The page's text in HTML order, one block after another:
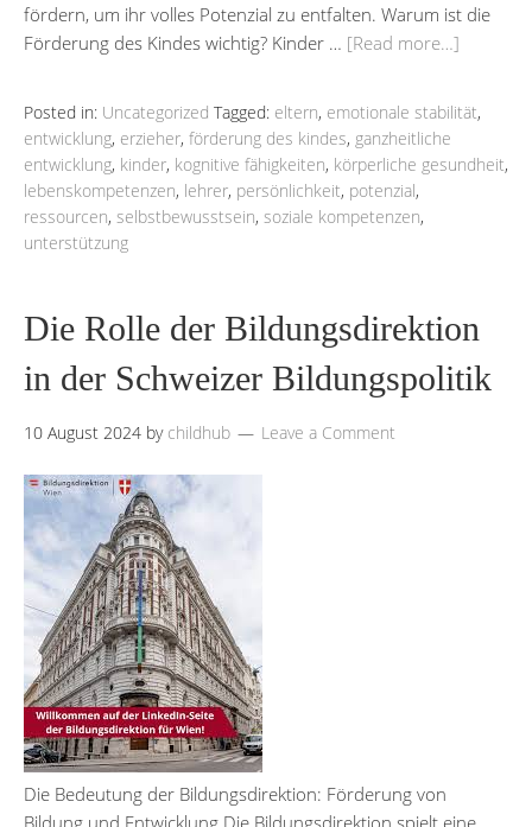
fördern, um ihr volles Potenzial zu entfalten. Warum ist die
Förderung des Kindes wichtig? Kinder … [Read more…]
Posted in: Uncategorized Tagged: eltern, emotionale stabilität,
entwicklung, erzieher, förderung des kindes, ganzheitliche
entwicklung, kinder, kognitive fähigkeiten, körperliche gesundheit,
lebenskompetenzen, lehrer, persönlichkeit, potenzial,
ressourcen, selbstbewusstsein, soziale kompetenzen,
unterstützung
Die Rolle der Bildungsdirektion
in der Schweizer Bildungspolitik
10 August 2024 by childhub Leave a Comment
Die Bedeutung der Bildungsdirektion: Förderung von
Bildung und Entwicklung Die Bildungsdirektion spielt eine